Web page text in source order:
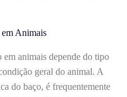
Animais
em animais depende do tipo
geral do animal. A
do baço, é frequentemente